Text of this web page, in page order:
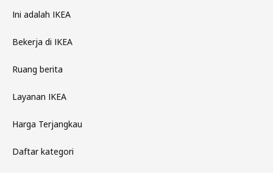
Ini adalah IKEA
Bekerja di IKEA
Ruang berita
Layanan IKEA
Harga Terjangkau
Daftar kategori